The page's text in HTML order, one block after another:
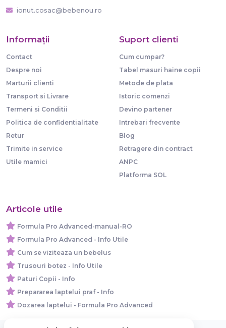
ionut.cosac@bebenou.ro
Informaţii
Contact
Despre noi
Marturii clienti
Transport si Livrare
Termeni si Conditii
Politica de confidentialitate
Retur
Trimite in service
Utile mamici
Suport clienti
Cum cumpar?
Tabel masuri haine copii
Metode de plata
Istoric comenzi
Devino partener
Intrebari frecvente
Blog
Retragere din contract
ANPC
Platforma SOL
Articole utile
Formula Pro Advanced-manual-RO
Formula Pro Advanced - Info Utile
Cum se viziteaza un bebelus
Trusouri botez - Info Utile
Paturi Copii - Info
Prepararea laptelui praf - Info
Dozarea laptelui - Formula Pro Advanced